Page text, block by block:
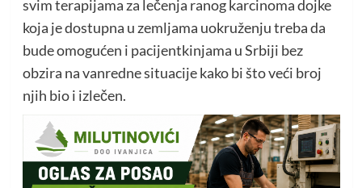
svim terapijama za lečenja ranog karcinoma dojke
koja je dostupna u zemljama uokruženju treba da
bude omogućen i pacijentkinjama u Srbiji bez
obzira na vanredne situacije kako bi što veći broj
njih bio i izlečen.